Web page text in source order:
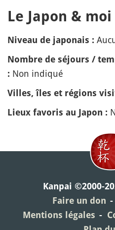
Le Japon & moi
Niveau de japonais :
Nombre de séjours /
: Non indiqué
Villes, îles et régions
Lieux favoris au Japon :
Kanpai ©2000-
Faire un don
Mentions légales